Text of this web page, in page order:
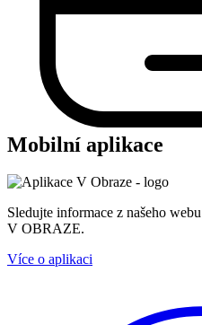
Mobilní aplikace
Sledujte informace z našeho
V OBRAZE.
Více o aplikaci